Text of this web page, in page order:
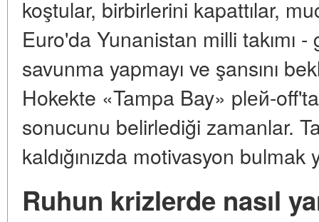
koştular, birbirlerini kapattılar,
Euro'da Yunanistan milli takımı
savunma yapmayı ve şansını
Hokekte «Tampa Bay» plей-
sonucunu belirlediği zamanlar.
kaldığınızda motivasyon bulmak
Ruhun krizlerde nasıl